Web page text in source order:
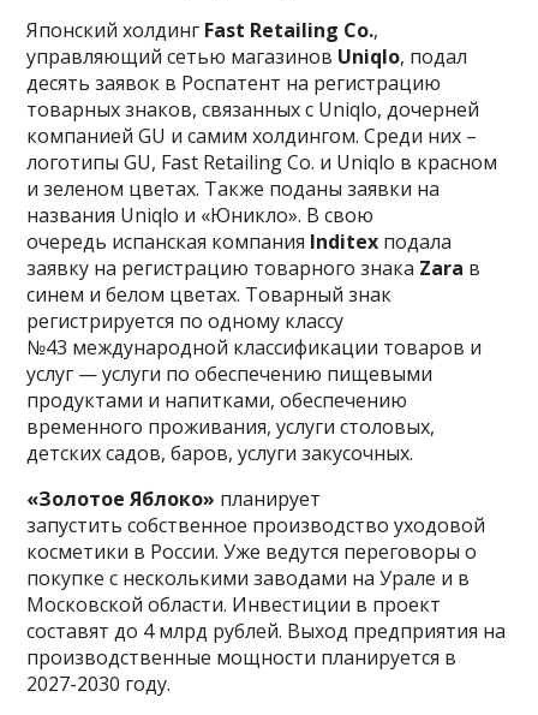
Японский холдинг Fast Retailing Co.,
управляющий сетью магазинов Uniqlo, подал
десять заявок в Роспатент на регистрацию
товарных знаков, связанных с Uniqlo, дочерней
компанией GU и самим холдингом. Среди них –
логотипы GU, Fast Retailing Co. и Uniqlo в красном
и зеленом цветах. Также поданы заявки на
названия Uniqlo и «Юникло». В свою
очередь испанская компания Inditex подала
заявку на регистрацию товарного знака Zarа в
синем и белом цветах. Товарный знак
регистрируется по одному классу
№43 международной классификации товаров и
услуг — услуги по обеспечению пищевыми
продуктами и напитками, обеспечению
временного проживания, услуги столовых,
детских садов, баров, услуги закусочных.
«Золотое Яблоко» планирует
запустить собственное производство уходовой
косметики в России. Уже ведутся переговоры о
покупке с несколькими заводами на Урале и в
Московской области. Инвестиции в проект
составят до 4 млрд рублей. Выход предприятия на
производственные мощности планируется в
2027-2030 году.